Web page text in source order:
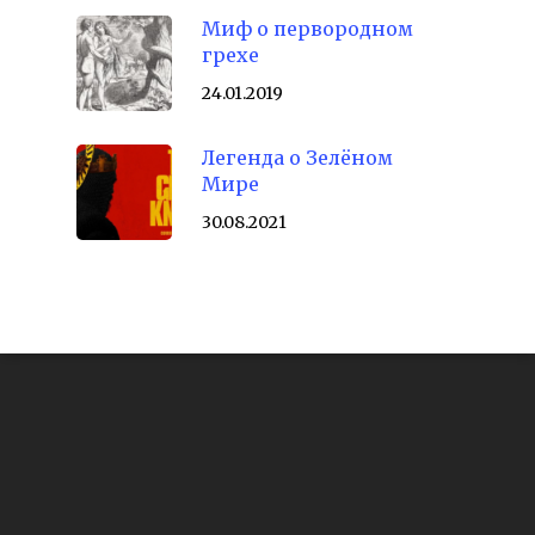
Миф о первородном
грехе
24.01.2019
Легенда о Зелёном
Мире
30.08.2021